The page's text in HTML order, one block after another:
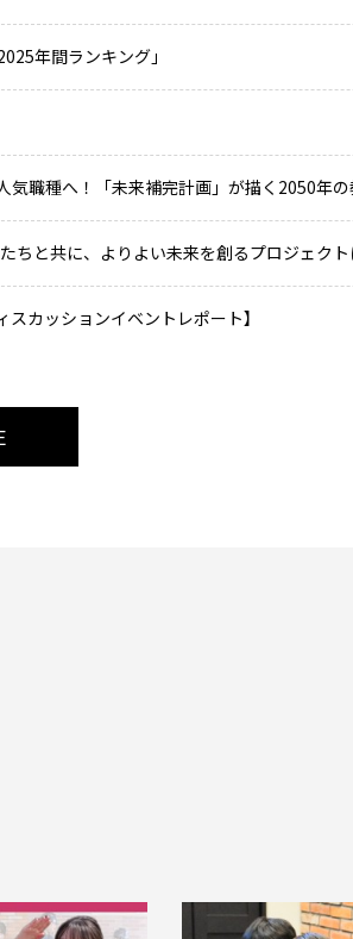
年間ランキング」
職種へ！「未来補完計画」が描く2050年の
ちと共に、よりよい未来を創るプロジェク
カッションイベントレポート】